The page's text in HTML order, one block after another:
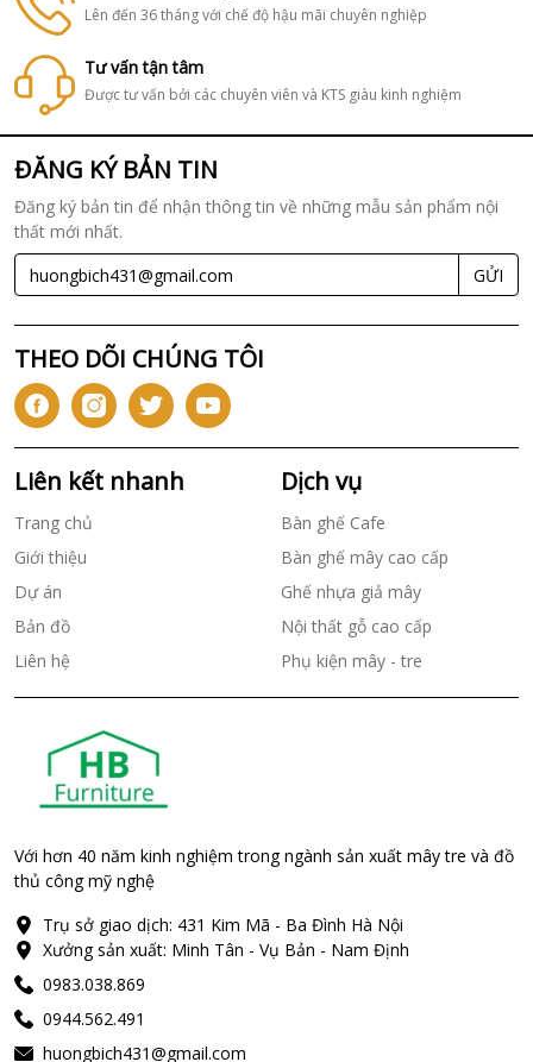
Lên đến 36 tháng với chế độ hậu mãi chuyên nghiệp
Tư vấn tận tâm
Được tư vấn bởi các chuyên viên và KTS giàu kinh nghiệm
ĐĂNG KÝ BẢN TIN
Đăng ký bản tin để nhận thông tin về những mẫu sản phẩm nội
thất mới nhất.
GỬI
THEO DÕI CHÚNG TÔI
Liên kết nhanh
Trang chủ
Giới thiệu
Dự án
Bản đồ
Liên hệ
Dịch vụ
Bàn ghế Cafe
Bàn ghế mây cao cấp
Ghế nhựa giả mây
Nội thất gỗ cao cấp
Phụ kiện mây - tre
Với hơn 40 năm kinh nghiệm trong ngành sản xuất mây tre và đồ
thủ công mỹ nghệ
Trụ sở giao dịch: 431 Kim Mã - Ba Đình Hà Nội
Xưởng sản xuất: Minh Tân - Vụ Bản - Nam Định
0983.038.869
0944.562.491
huongbich431@gmail.com